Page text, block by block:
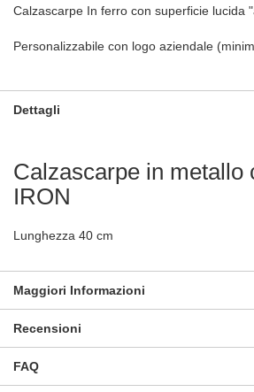
Calzascarpe In ferro con superficie lucida
Personalizzabile con logo aziendale
Dettagli
Calzascarpe in metallo
IRON
Lunghezza 40 cm
Maggiori Informazioni
Recensioni
FAQ